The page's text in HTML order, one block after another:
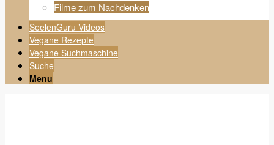
Filme zum Nachdenken
SeelenGuru Videos
Vegane Rezepte
Vegane Suchmaschine
Suche
Menu